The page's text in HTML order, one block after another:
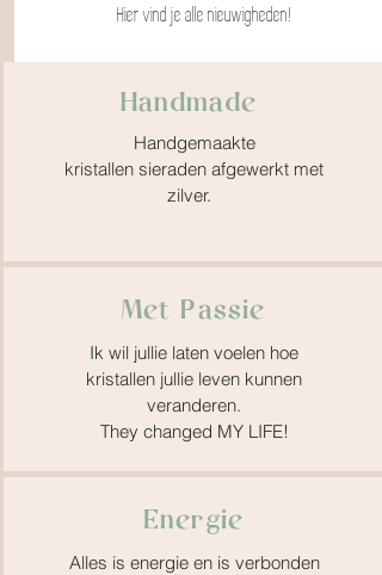
Hier vind je alle nieuwigheden!
Handmade
Handgemaakte
kristallen sieraden afgewerkt met
zilver.
Met Passie
Ik wil jullie laten voelen hoe
kristallen jullie leven kunnen
veranderen.
They changed MY LIFE!
Energie
Alles is energie en is verbonden